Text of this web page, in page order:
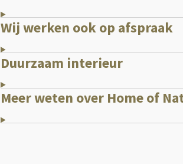
Wij werken ook op afspraak
Duurzaam interieur
Meer weten over Home of